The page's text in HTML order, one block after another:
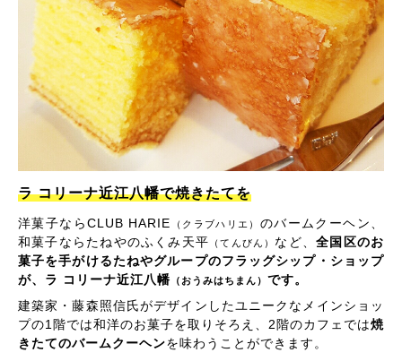
ラ コリーナ近江八幡で焼きたてを
洋菓子ならCLUB HARIE （クラブハリエ） のバームクーヘン、
和菓子ならたねやのふくみ天平 （てんびん） など、全国区のお
菓子を手がけるたねやグループのフラッグシップ・ショップ
が、ラ コリーナ近江八幡 （おうみはちまん） です。
建築家・藤森照信氏がデザインしたユニークなメインショッ
プの1階では和洋のお菓子を取りそろえ、2階のカフェでは焼
きたてのバームクーヘンを味わうことができます。